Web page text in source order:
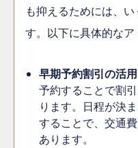
も抑えるためには、
す。以下に具体的なア
早期予約割引の活用
予約することで割
ります。日程が決
することで、交通
あります。